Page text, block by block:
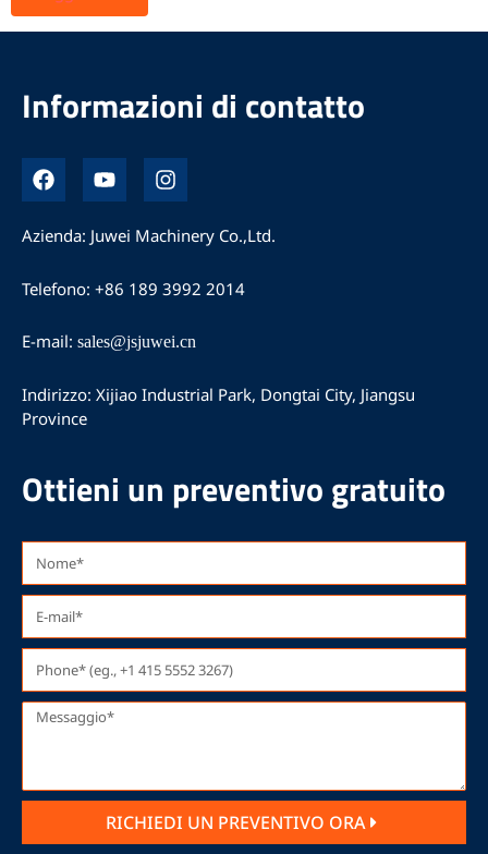
Informazioni di contatto
F
a
i
c
c
u
i
P
i
c
e
Y
o
u
t
b
e
P
r
o
f
l
o
t
n
t
Azienda: Juwei Machinery Co.,Ltd.
Telefono: +86 189 3992 2014
E-mail: sales@jsjuwei.cn
Indirizzo: Xijiao Industrial Park, Dongtai City, Jiangsu
Province
Ottieni un preventivo gratuito
RICHIEDI UN PREVENTIVO ORA